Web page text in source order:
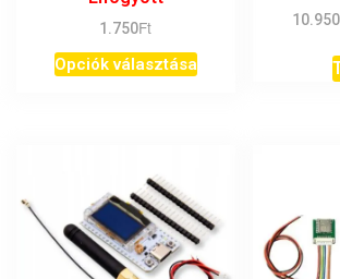
1.750Ft
Opciók választásaEnnek
A
változatok
a
10.950